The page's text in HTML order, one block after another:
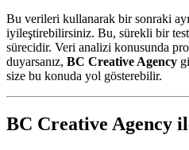
Bu verileri kullanarak bir sonraki
iyileştirebilirsiniz. Bu, sürekli bir
sürecidir. Veri analizi konusunda
duyarsanız, BC Creative Agency
size bu konuda yol gösterebilir.
BC Creative Agency